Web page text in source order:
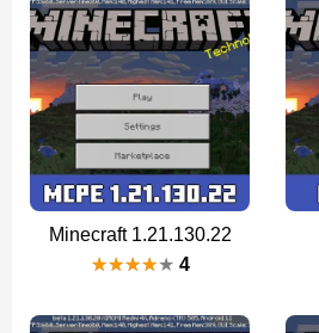
Minecraft 1.21.130.22
4